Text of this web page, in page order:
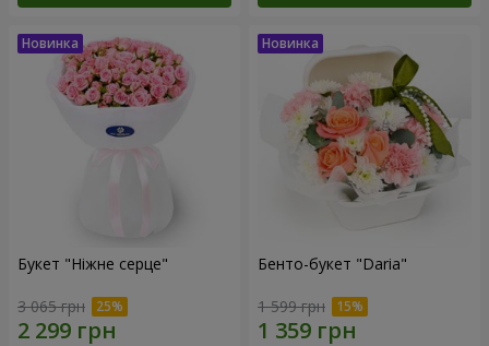
Букет "Ніжне серце"
3 065 грн
Бенто-букет "Daria"
1 599 грн